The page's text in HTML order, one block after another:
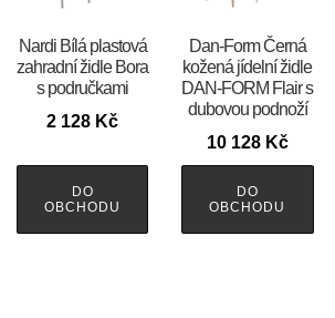
Nardi Bílá plastová
zahradní židle Bora
s područkami
2 128 Kč
DO
OBCHODU
​​​​​Dan-Form Černá
kožená jídelní židle
DAN-FORM Flair s
dubovou podnoží
10 128 Kč
DO
OBCHODU